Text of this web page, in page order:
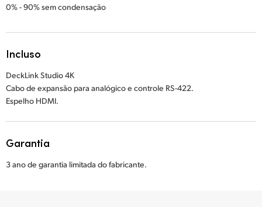
0% - 90% sem condensação
Incluso
DeckLink Studio 4K
Cabo de expansão para analógico e controle RS-422.
Espelho HDMI.
Garantia
3 ano de garantia limitada do fabricante.